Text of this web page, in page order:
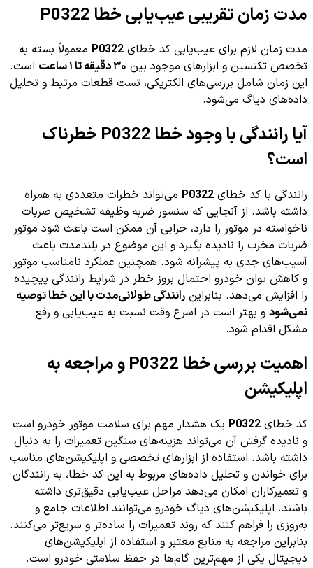
مدت زمان تقریبی عیب‌یابی خطا P0322
مدت زمان لازم برای عیب‌یابی کد خطای P0322 معمولاً بسته به
تخصص تکنسین و ابزارهای موجود بین ۳۰ دقیقه تا ۱ ساعت
است.
این زمان شامل بررسی‌های الکتریکی، تست قطعات مرتبط و تحلیل
داده‌های دیاگ می‌شود.
آیا رانندگی با وجود خطا P0322 خطرناک
است؟
رانندگی با کد خطای P0322 می‌تواند خطرات متعددی به همراه
داشته باشد. از آنجایی که سنسور ضربه وظیفه تشخیص ضربات
ناخواسته در موتور را دارد، خرابی آن ممکن است باعث شود موتور
ضربات مخرب را نادیده بگیرد و این موضوع در بلندمدت باعث
آسیب‌های جدی به پیشرانه شود. همچنین عملکرد نامناسب موتور
و کاهش توان خودرو احتمال بروز خطر در شرایط رانندگی پیچیده
را افزایش می‌دهد. بنابراین رانندگی طولانی‌مدت با این خطا توصیه
نمی‌شود و بهتر است در اسرع وقت نسبت به عیب‌یابی و رفع
مشکل اقدام شود.
اهمیت بررسی خطا P0322 و مراجعه به
اپلیکیشن
کد خطای P0322 یک هشدار مهم برای سلامت موتور خودرو است
و نادیده گرفتن آن می‌تواند هزینه‌های سنگین تعمیرات را به دنبال
داشته باشد. استفاده از ابزارهای تخصصی و اپلیکیشن‌های مناسب
برای خواندن و تحلیل داده‌های مربوط به این کد خطا، به رانندگان
و تعمیرکاران امکان می‌دهد مراحل عیب‌یابی دقیق‌تری داشته
باشند. اپلیکیشن‌های دیاگ خودرو می‌توانند اطلاعات جامع و
به‌روزی را فراهم کنند که روند تعمیرات را ساده‌تر و سریع‌تر می‌کنند.
بنابراین مراجعه به منابع معتبر و استفاده از اپلیکیشن‌های
دیجیتال یکی از مهم‌ترین گام‌ها در حفظ سلامتی خودرو است.